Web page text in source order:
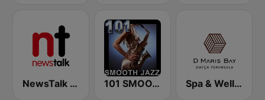
NewsTalk 106-108 101 SMOOTH JAZZ Spa & Wellness A D Hotel Maris